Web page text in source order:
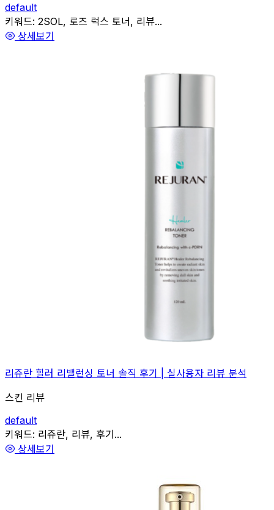
default
관련
키워드: 2SOL, 로즈 럭스 토너, 리뷰...
상세보기
리쥬란 힐러 리밸런싱 토너 솔직 후기 | 실사용자 리뷰 분석
스킨 리뷰
default
관련
키워드: 리쥬란, 리뷰, 후기...
상세보기